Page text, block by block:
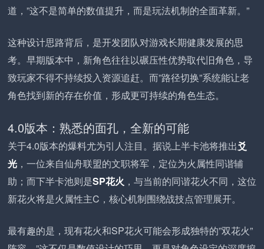
道，”这不是简单的数值提升，而是玩法机制的全面革新。”
这种设计思路背后，是开发团队对游戏长期健康发展的思
考。早期版本中，新角色往往以碾压性优势取代旧角色，导
致玩家不得不持续投入资源追赶。而”路径切换”系统能让老
角色找到新的存在价值，形成更可持续的角色生态。
4.0版本：熟悉的面孔，全新的可能
关于4.0版本的爆料尤为引人注目。据说上半卡池将推出爻
光 ，一位来自仙舟联盟的文职将军，定位为火属性同谐辅
助；而下半卡池则是SP花火 ，与当前的同谐花火不同，这位
新花火将是火属性主C，核心机制围绕战技点管理展开。
最有趣的是，现有花火和SP花火可能会形成独特的”双花火”